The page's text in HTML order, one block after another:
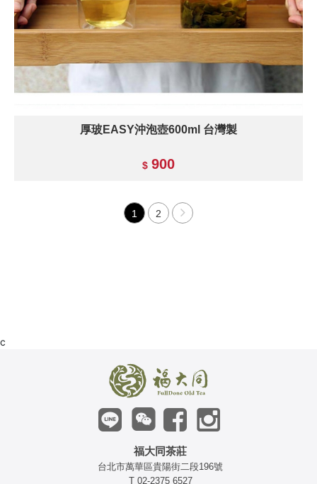
厚玻EASY沖泡壺600ml 台灣製
900
1 2
c
福大同茶莊
台北市萬華區貴陽街二段196號
T 02-2375 6527